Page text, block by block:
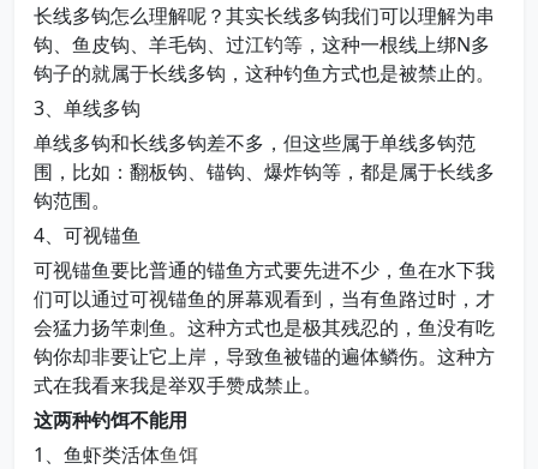
长线多钩怎么理解呢？其实长线多钩我们可以理解为串
钩、鱼皮钩、羊毛钩、过江钓等，这种一根线上绑N多
钩子的就属于长线多钩，这种钓鱼方式也是被禁止的。
3、单线多钩
单线多钩和长线多钩差不多，但这些属于单线多钩范
围，比如：翻板钩、锚钩、爆炸钩等，都是属于长线多
钩范围。
4、可视锚鱼
可视锚鱼要比普通的锚鱼方式要先进不少，鱼在水下我
们可以通过可视锚鱼的屏幕观看到，当有鱼路过时，才
会猛力扬竿刺鱼。这种方式也是极其残忍的，鱼没有吃
钩你却非要让它上岸，导致鱼被锚的遍体鳞伤。这种方
式在我看来我是举双手赞成禁止。
这两种钓饵不能用
1、鱼虾类活体鱼饵